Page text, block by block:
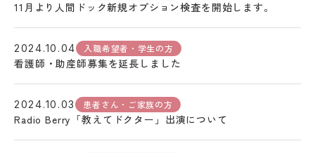
11月より人間ドック新規オプション検査を開始します。
2024.10.04 入職希望者・学生の方
看護師・助産師募集を延長しました
2024.10.03 患者さん・ご家族の方
Radio Berry「教えてドクター」出演について